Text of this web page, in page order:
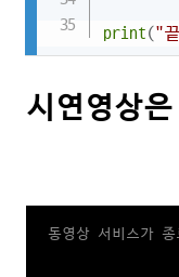
print("
시연영상
동영상 서비스가